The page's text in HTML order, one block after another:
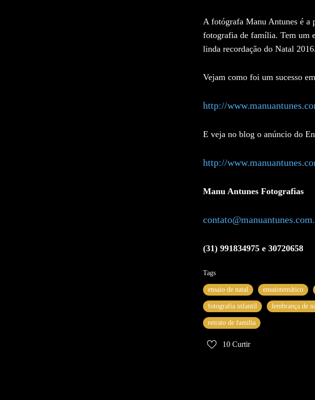
A fotógrafa Manu Antunes é a
fotografia de família. Tem um
linda recordação do Natal
Vejam como foi um sucesso
http://
E veja no blog o anúncio do
http://
Manu Antunes Fotografias
(31) 991834975 e 30720658
Tags
ensaio de natal ensaiotemático
fotografia infantil lembrança de
retrato de familia
10 Curtir